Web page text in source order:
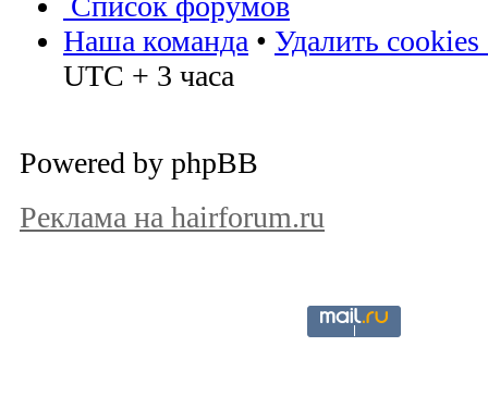
Наша команда • Удалить
UTC + 3 часа
Powered by phpBB
Реклама на hairforum.ru